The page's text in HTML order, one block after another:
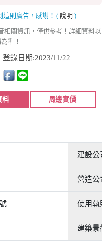
則廣告，感謝！ ( 說明 )
相關資訊，僅供參考！詳細資料以
準！
登錄日期:2023/11/22
料 周邊實價
建設公司
營造公司
使用執照
建築景觀